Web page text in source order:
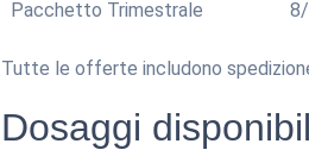
Pacchetto Trimestrale
Tutte le offerte includono
Dosaggi